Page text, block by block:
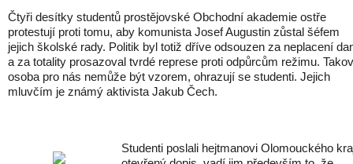
Čtyři desítky studentů prostějovské Obchodní akademie ostře
protestují proti tomu, aby komunista Josef Augustin zůstal šéfem
jejich školské rady. Politik byl totiž dříve odsouzen za neplacení
a za totality prosazoval tvrdé represe proti odpůrcům režimu.
osoba pro nás nemůže být vzorem, ohrazují se studenti. Jejich
mluvčím je známý aktivista Jakub Čech.
Studenti poslali hejtmanovi Olomouckého